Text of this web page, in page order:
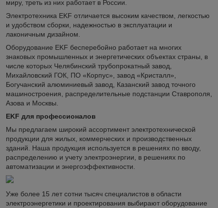
миру, треть из них работает в России.
Электротехника EKF отличается высоким качеством, легкостью
и удобством сборки, надежностью в эксплуатации и
лаконичным дизайном.
Оборудование EKF бесперебойно работает на многих
знаковых промышленных и энергетических объектах страны, в
числе которых Челябинский трубопрокатный завод,
Михайловский ГОК, ПО «Корпус», завод «Кристалл»,
Богучанский алюминиевый завод, Казанский завод точного
машиностроения, распределительные подстанции Ставрополя,
Азова и Москвы.
EKF для профессионалов
Мы предлагаем широкий ассортимент электротехнической
продукции для жилых, коммерческих и производственных
зданий. Наша продукция используется в решениях по вводу,
распределению и учету электроэнергии, в решениях по
автоматизации и энергоэффективности.
Уже более 15 лет сотни тысяч специалистов в области
электроэнергетики и проектирования выбирают оборудование